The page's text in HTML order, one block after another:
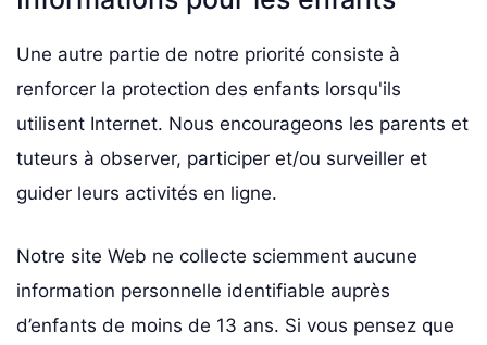
Une autre partie de notre priorité consiste à
renforcer la protection des enfants lorsqu'ils
utilisent Internet. Nous encourageons les parents et
tuteurs à observer, participer et/ou surveiller et
guider leurs activités en ligne.
Notre site Web ne collecte sciemment aucune
information personnelle identifiable auprès
d’enfants de moins de 13 ans. Si vous pensez que